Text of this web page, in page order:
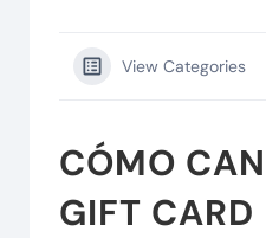
View Categories
CÓMO
GIFT